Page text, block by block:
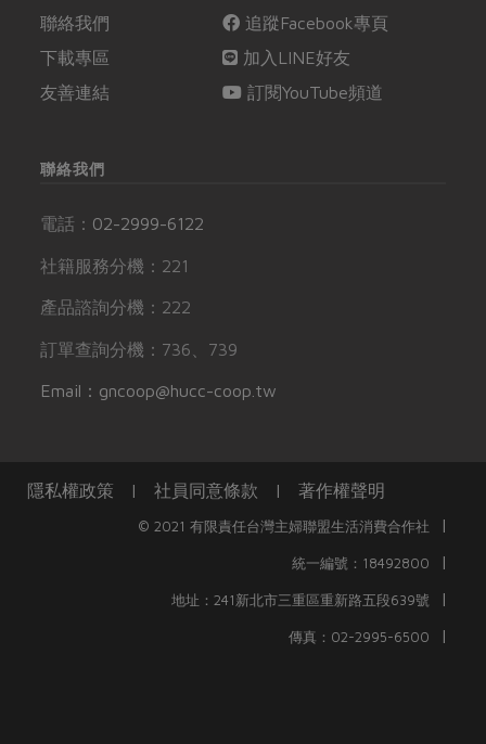
聯絡我們
下載專區
友善連結
追蹤Facebook專頁
加入LINE好友
訂閱YouTube頻道
聯絡我們
電話： 02-2999-6122
社籍服務分機：221
產品諮詢分機：222
訂單查詢分機：736、739
Email：gncoop@hucc-coop.tw
隱私權政策 | 社員同意條款 | 著作權聲明
© 2021 有限責任台灣主婦聯盟生活消費合作社 |
統一編號：18492800 |
地址：241新北市三重區重新路五段639號 |
傳真：02-2995-6500 |